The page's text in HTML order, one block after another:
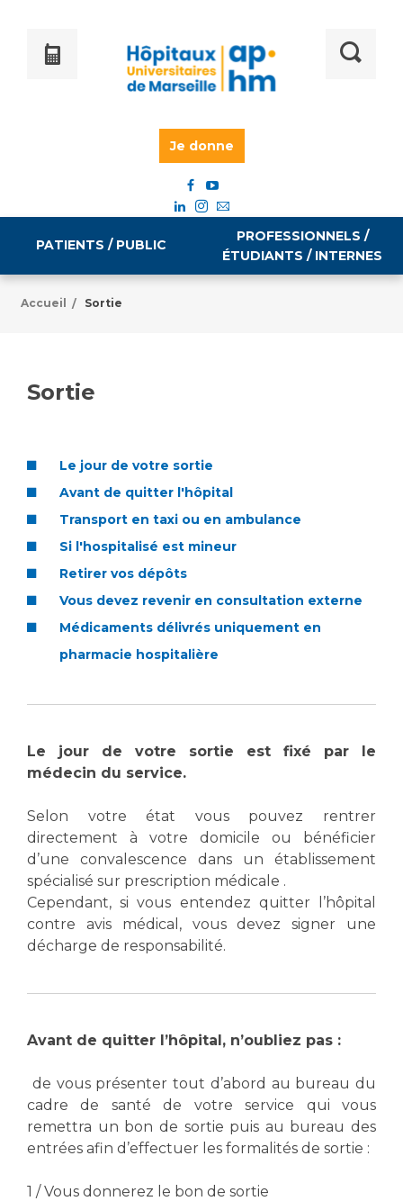
Je donne
PATIENTS / PUBLIC
Tarifs
Vous avez un examen d'imagerie ou de radiologie
à réaliser
Vous avez une analyse à réaliser
Vous venez en consultation
myaphm, votre espace santé en ligne
Infos COVID-19
Vivre ensemble à l'hôpital
Les associations
Salon des familles
Transports sanitaires
Vos droits, vos devoirs
Handicap
Accueil sourds et malentendants
Mouvement Parcours Handicap 13
Activité physique
PROFESSIONNELS /
ÉTUDIANTS / INTERNES
Emploi / formation
Emplois administratifs
Emplois médicaux
Espace Formation
Étudiants hospitaliers
Emplois techniques et médico-techniques
Emplois divers
Emplois socio-éducatifs
Statuts
Chercheurs
Les structures de recherche
Écoles et Instituts de Formation
Plateforme des internes
Réseaux de soins
Adresser un examen au Laboratoire de Biologie
Médicale
Cancérologie
Accueil / Sortie
Sortie
Le jour de votre sortie
Avant de quitter l'hôpital
Transport en taxi ou en ambulance
Si l'hospitalisé est mineur
Retirer vos dépôts
Vous devez revenir en consultation externe
Médicaments délivrés uniquement en
pharmacie hospitalière
Le jour de votre sortie est fixé par le
médecin du service.
Selon votre état vous pouvez rentrer
directement à votre domicile ou bénéficier
d’une convalescence dans un établissement
spécialisé sur prescription médicale .
Cependant, si vous entendez quitter l’hôpital
contre avis médical, vous devez signer une
décharge de responsabilité.
Avant de quitter l’hôpital, n’oubliez pas :
de vous présenter tout d’abord au bureau du
cadre de santé de votre service qui vous
remettra un bon de sortie puis au bureau des
entrées afin d’effectuer les formalités de sortie :
1 / Vous donnerez le bon de sortie